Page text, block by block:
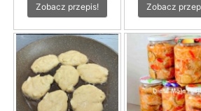
Zobacz przepis!
Zobacz